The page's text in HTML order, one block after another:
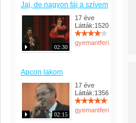
Jaj, de nagyon fáj a szívem
02:30
17 éve
Látták:1520
gyemantferi
Apcon lakom
02:15
17 éve
Látták:1356
gyemantferi